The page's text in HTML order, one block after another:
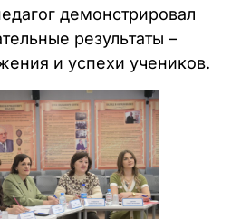
демонстрировал
результаты –
и успехи учеников.